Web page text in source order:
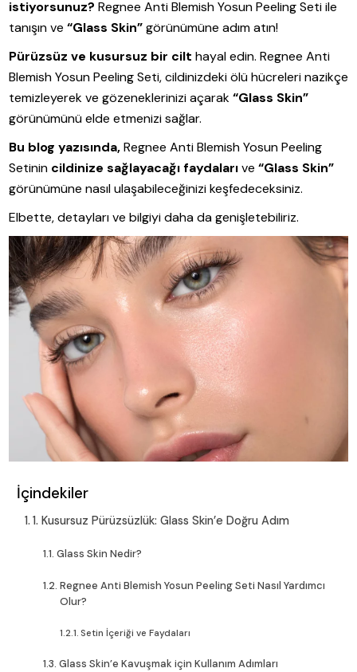
istiyorsunuz? Regnee Anti Blemish Yosun Peeling Seti ile
tanışın ve“Glass Skin”görünümüne adım atın!
Pürüzsüz ve kusursuz bir cilt hayal edin. Regnee Anti
Blemish Yosun Peeling Seti, cildinizdeki ölü hücreleri nazikçe
temizleyerek ve gözeneklerinizi açarak“Glass Skin”
görünümünü elde etmenizi sağlar.
Bu blog yazısında,Regnee Anti Blemish Yosun Peeling
Setinin cildinize sağlayacağı faydalarıve“Glass Skin”
görünümüne nasıl ulaşabileceğinizi keşfedeceksiniz.
Elbette, detayları ve bilgiyi daha da genişletebiliriz.
İçindekiler
1. Kusursuz Pürüzsüzlük: Glass Skin’e Doğru Adım
Glass Skin Nedir?
Regnee Anti Blemish Yosun Peeling Seti Nasıl Yardımcı
Olur?
Setin İçeriği ve Faydaları
Glass Skin’e Kavuşmak için Kullanım Adımları